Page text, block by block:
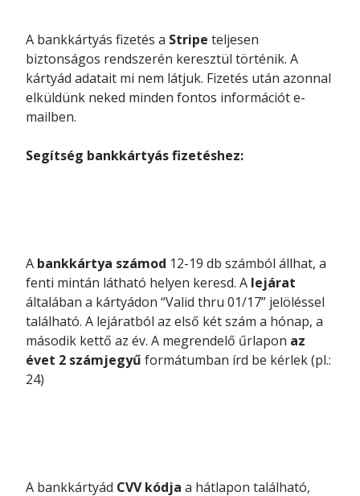
A bankkártyás fizetés a Stripe teljesen
biztonságos rendszerén keresztül történik. A
kártyád adatait mi nem látjuk. Fizetés után azonnal
elküldünk neked minden fontos információt e-
mailben.
Segítség bankkártyás fizetéshez:
A bankkártya számod 12-19 db számból állhat, a
fenti mintán látható helyen keresd. A lejárat
általában a kártyádon “Valid thru 01/17” jelöléssel
található. A lejáratból az első két szám a hónap, a
második kettő az év. A megrendelő űrlapon az
évet 2 számjegyű formátumban írd be kérlek (pl.:
24)
A bankkártyád CVV kódja a hátlapon található,